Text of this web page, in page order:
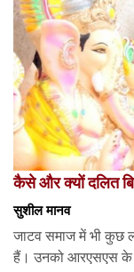
कैसे और क्यों दलित
सुशील मानव
जाटव समाज में भी कुछ
हैं। उनको आरएसएस के